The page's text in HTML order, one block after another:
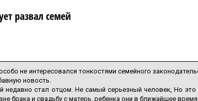
развал семей
не интересовался тонкостями семейного
новость.
недавно стал отцом. Не самый серьезный человек, Но
брака и свадьбу с матерь. ребенка они в ближайшее